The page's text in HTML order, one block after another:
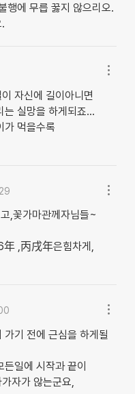
행에 무릅 꿇지 않으리오.
자신에 길이아니면
는 실망을 하게되죠...
가 먹을수록
,꽃가마관께자님들~
年 ,丙戌年은힘차게,
기 전에 근심을 하게될
일에 시작과 끝이
자가 않는군요,